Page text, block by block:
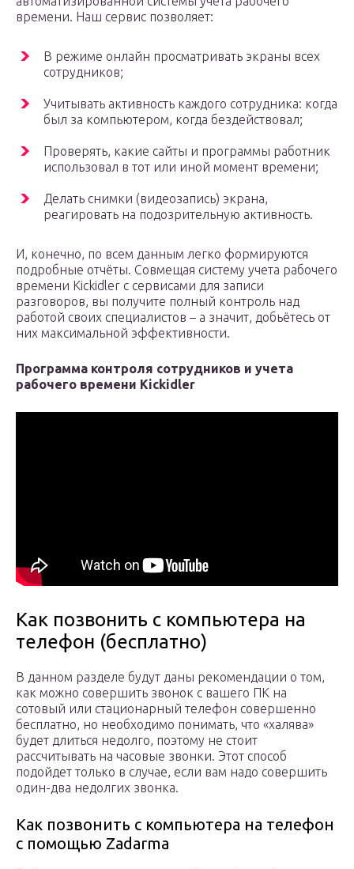
времени. Наш сервис позволяет:
В режиме онлайн просматривать экраны всех
сотрудников;
Учитывать активность каждого сотрудника: когда
был за компьютером, когда бездействовал;
Проверять, какие сайты и программы работник
использовал в тот или иной момент времени;
Делать снимки (видеозапись) экрана,
реагировать на подозрительную активность.
И, конечно, по всем данным легко формируются
подробные отчёты. Совмещая систему учета рабочего
времени Kickidler с сервисами для записи
разговоров, вы получите полный контроль над
работой своих специалистов – а значит, добьётесь от
них максимальной эффективности.
Программа контроля сотрудников и учета
рабочего времени Kickidler
Как позвонить с компьютера на
телефон (бесплатно)
В данном разделе будут даны рекомендации о том,
как можно совершить звонок с вашего ПК на
сотовый или стационарный телефон совершенно
бесплатно, но необходимо понимать, что «халява»
будет длиться недолго, поэтому не стоит
рассчитывать на часовые звонки. Этот способ
подойдет только в случае, если вам надо совершить
один-два недолгих звонка.
Как позвонить с компьютера на телефон
с помощью Zadarma